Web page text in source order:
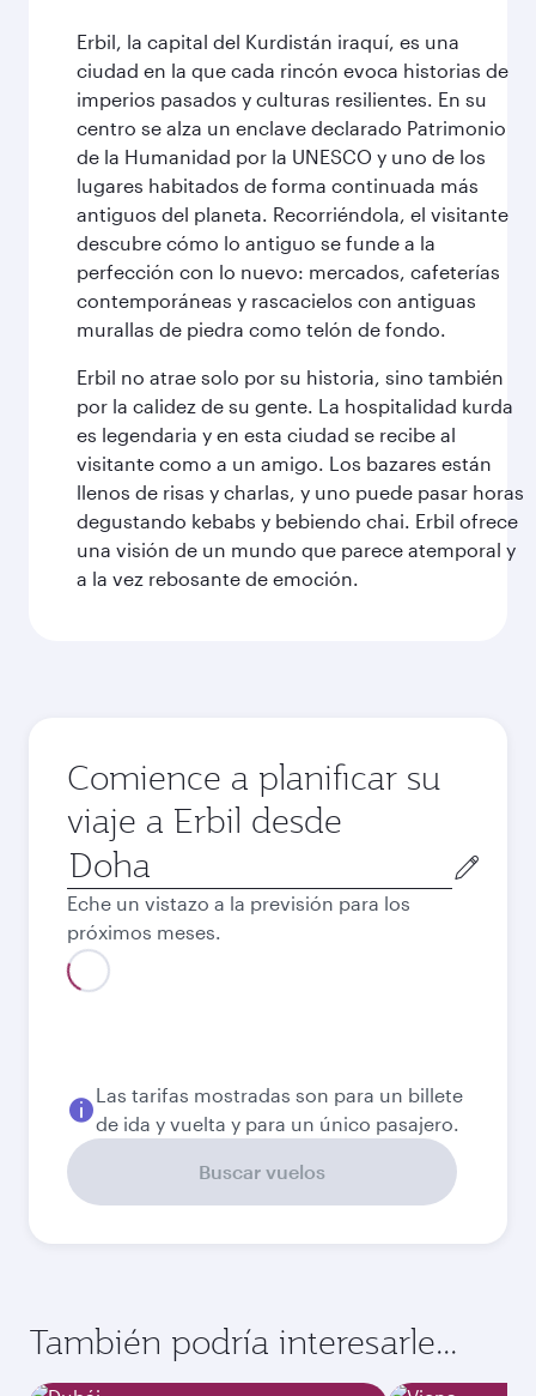
Erbil, la capital del Kurdistán iraquí, es una
ciudad en la que cada rincón evoca historias de
imperios pasados y culturas resilientes. En su
centro se alza un enclave declarado Patrimonio
de la Humanidad por la UNESCO y uno de los
lugares habitados de forma continuada más
antiguos del planeta. Recorriéndola, el visitante
descubre cómo lo antiguo se funde a la
perfección con lo nuevo: mercados, cafeterías
contemporáneas y rascacielos con antiguas
murallas de piedra como telón de fondo.
Erbil no atrae solo por su historia, sino también
por la calidez de su gente. La hospitalidad kurda
es legendaria y en esta ciudad se recibe al
visitante como a un amigo. Los bazares están
llenos de risas y charlas, y uno puede pasar horas
degustando kebabs y bebiendo chai. Erbil ofrece
una visión de un mundo que parece atemporal y
a la vez rebosante de emoción.
Comience a planificar su
viaje a Erbil desde
Ciudad
de
salida
Eche un vistazo a la previsión para los
próximos meses.
Mejor tarifa
Mejor tarifa
Septiembre
QAR2970
Octubre
QAR 2970